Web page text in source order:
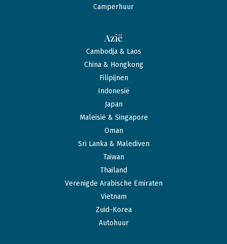
Camperhuur
Azië
Cambodja & Laos
China & Hongkong
Filipijnen
Indonesië
Japan
Maleisië & Singapore
Oman
Sri Lanka & Malediven
Taiwan
Thailand
Verenigde Arabische Emiraten
Vietnam
Zuid-Korea
Autohuur